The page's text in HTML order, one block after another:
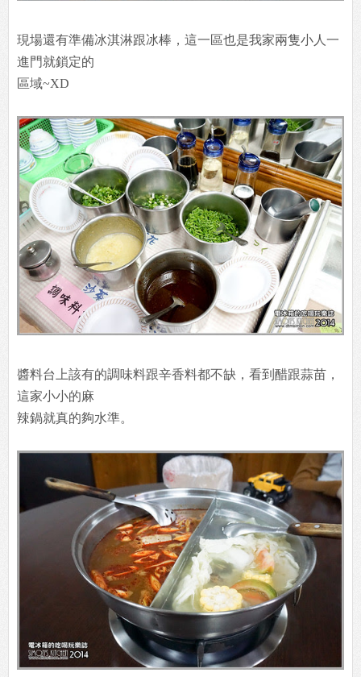
現場還有準備冰淇淋跟冰棒，這一區也是我家兩隻小人一
進門就鎖定的
區域~XD
醬料台上該有的調味料跟辛香料都不缺，看到醋跟蒜苗，
這家小小的麻
辣鍋就真的夠水準。